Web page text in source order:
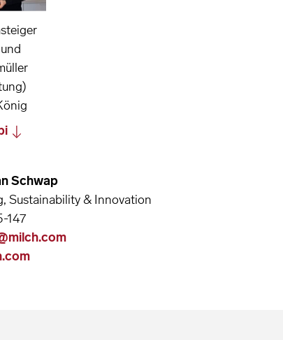
Schwap
Sustainability & Innovation
147